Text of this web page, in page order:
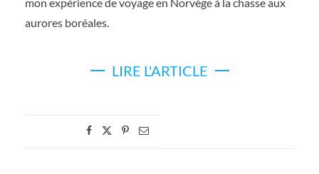
aurores boréales.
LIRE L'ARTICLE